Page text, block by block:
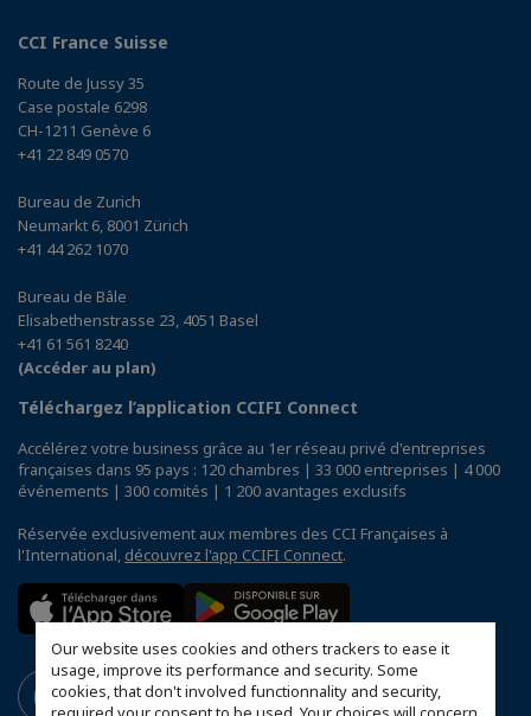
Our website uses cookies and others trackers to ease it
usage, improve its performance and security. Some
cookies, that don't involved functionnality and security,
CCI France Suisse
Route de Jussy 35
Case postale 6298
CH-1211 Genève 6
+41 22 849 0570
Bureau de Zurich
Neumarkt 6, 8001 Zürich
+41 44 262 1070
Bureau de Bâle
Elisabethenstrasse 23, 4051 Basel
+41 61 561 8240
(Accéder au plan)
Téléchargez l’application CCIFI Connect
Accélérez votre business grâce au 1er réseau privé d'entreprises
françaises dans 95 pays : 120 chambres | 33 000 entreprises | 4 000
événements | 300 comités | 1 200 avantages exclusifs
Réservée exclusivement aux membres des CCI Françaises à
l'International, découvrez l'app CCIFI Connect.